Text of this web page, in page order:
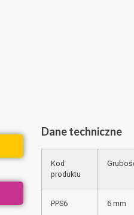
Dane techniczne
Kod
produktu
PPS6 6 mm